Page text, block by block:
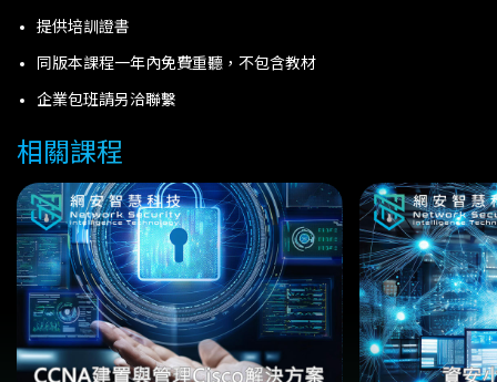
提供培訓證書
同版本課程一年內免費重聽，不包含教材
企業包班請另洽聯繫
相關課程